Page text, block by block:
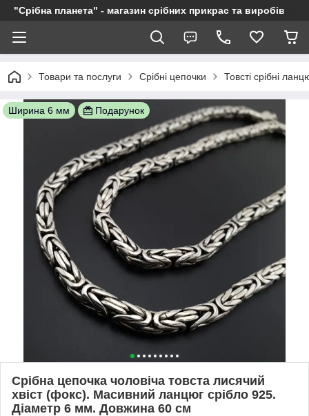
"Срібна планета" - магазин срібних прикрас та виробів
Товари та послуги Срібні цепочки Товсті срібні
Ширина 6 мм Подарунок
Срібна цепочка чоловіча товста лисячий
хвіст (фокс). Масивний ланцюг срібло 925.
Діаметр 6 мм. Довжина 60 см